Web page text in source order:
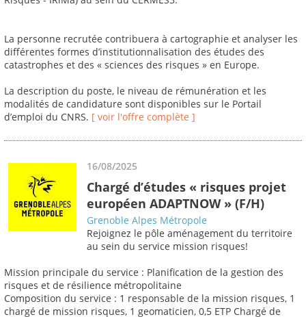
La personne recrutée contribuera à cartographie et analyser les
différentes formes d’institutionnalisation des études des
catastrophes et des « sciences des risques » en Europe.
La description du poste, le niveau de rémunération et les
modalités de candidature sont disponibles sur le Portail
d’emploi du CNRS. [ voir l'offre complète ]
16/08/2025
Chargé d’études « risques projet
européen ADAPTNOW » (F/H)
Grenoble Alpes Métropole
Rejoignez le pôle aménagement du territoire
au sein du service mission risques!
Mission principale du service : Planification de la gestion des
risques et de résilience métropolitaine
Composition du service : 1 responsable de la mission risques, 1
chargé de mission risques, 1 geomaticien, 0,5 ETP Chargé de